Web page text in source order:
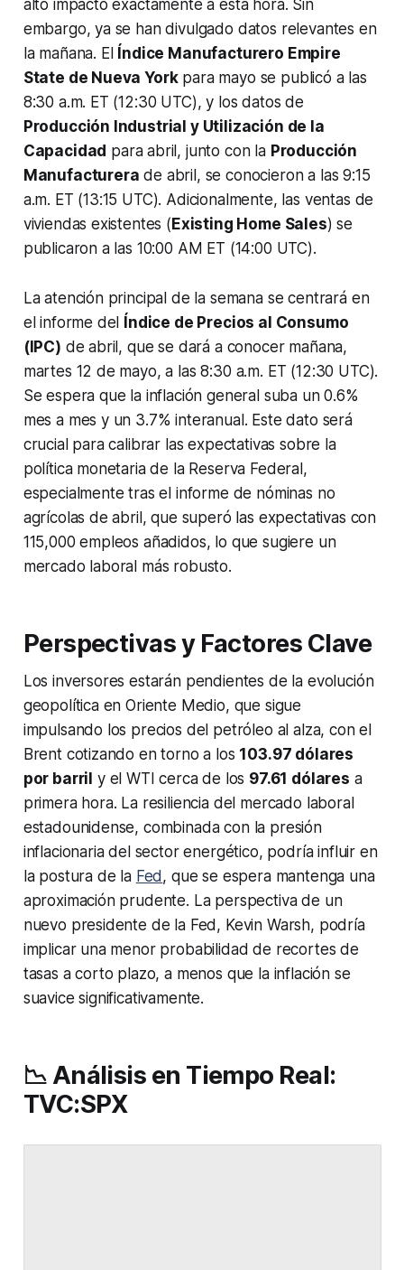
alto impacto exactamente a esta hora. Sin
embargo, ya se han divulgado datos relevantes en
la mañana. El
Índice Manufacturero Empire
State de Nueva Yorkpara mayo se publicó a las
8:30 a.m. ET (12:30 UTC), y los datos de
Producción Industrial y Utilización de la
Capacidad para abril, junto con la Producción
Manufacturera de abril, se conocieron a las 9:15
a.m. ET (13:15 UTC). Adicionalmente, las ventas de
viviendas existentes ( Existing Home Sales) se
publicaron a las 10:00 AM ET (14:00 UTC).
La atención principal de la semana se centrará en
el informe del
Índice de Precios al Consumo
(IPC) de abril, que se dará a conocer mañana,
martes 12 de mayo, a las 8:30 a.m. ET (12:30 UTC).
Se espera que la inflación general suba un 0.6%
mes a mes y un 3.7% interanual. Este dato será
crucial para calibrar las expectativas sobre la
política monetaria de la Reserva Federal,
especialmente tras el informe de nóminas no
agrícolas de abril, que superó las expectativas con
115,000 empleos añadidos, lo que sugiere un
mercado laboral más robusto.
Perspectivas y Factores Clave
Los inversores estarán pendientes de la evolución
geopolítica en Oriente Medio, que sigue
impulsando los precios del petróleo al alza, con el
Brent cotizando en torno a los 103.97 dólares
por barril y el WTI cerca de los 97.61 dólares a
primera hora. La resiliencia del mercado laboral
estadounidense, combinada con la presión
inflacionaria del sector energético, podría influir en
la postura de la Fed , que se espera mantenga una
aproximación prudente. La perspectiva de un
nuevo presidente de la Fed, Kevin Warsh, podría
implicar una menor probabilidad de recortes de
tasas a corto plazo, a menos que la inflación se
suavice significativamente.
📉 Análisis en Tiempo Real:
TVC:SPX